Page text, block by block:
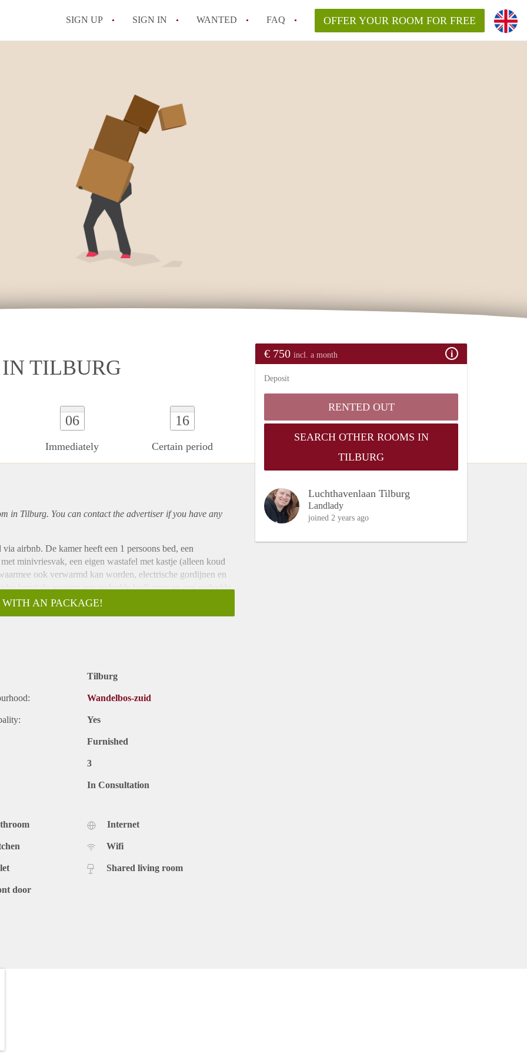
SIGN UP SIGN IN WANTED FAQ OFFER YOUR ROOM FOR FREE
TILBURG
06
Immediately
16
Certain period
€ 750 incl. a month
Deposit
RENTED OUT
SEARCH OTHER ROOMS IN
TILBURG
Luchthavenlaan Tilburg
Landlady
joined 2 years ago
in Tilburg. You can contact the advertiser if you have any
airbnb. De kamer heeft een 1 persoons bed, een
minivriesvak, een eigen wastafel met kastje (alleen koud
ook verwarmd kan worden, electrische gordijnen en
bevat de woning een gedeelde badkamer en een gedeelde
De huurprijs ligt wat hoger dan gemiddeld. De kamerhuur
je hiervoor:
bestek, pannen, olie, kruiden, vaatwasser, airfryer,
voorzien van 4 stoelen.
AN PACKAGE!
Tilburg
Wandelbos-zuid
Yes
Furnished
3
In Consultation
door
Internet
Wifi
Shared living room